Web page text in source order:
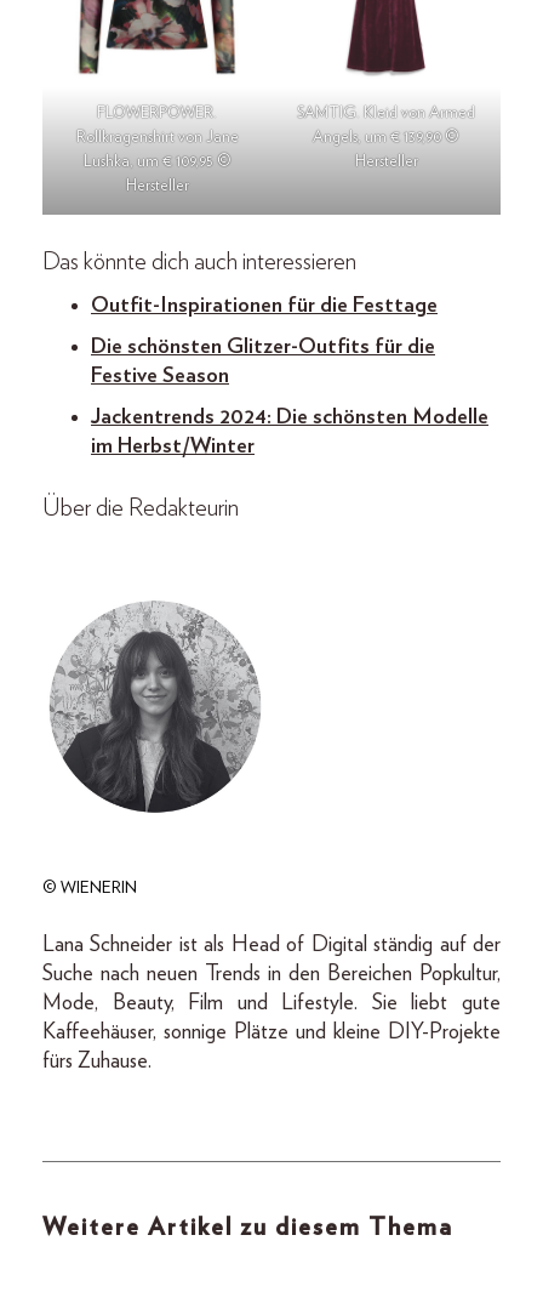
FLOWERPOWER.
Rollkragenshirt von Jane
Lushka, um € 109,95 ©
Hersteller
SAMTIG. Kleid von Armed
Angels, um € 139,90 ©
Hersteller
Das könnte dich auch interessieren
Outfit-Inspirationen für die Festtage
Die schönsten Glitzer-Outfits für die
Festive Season
Jackentrends 2024: Die schönsten Modelle
im Herbst/Winter
Über die Redakteurin
© WIENERIN
Lana Schneider ist als Head of Digital ständig auf der
Suche nach neuen Trends in den Bereichen Popkultur,
Mode, Beauty, Film und Lifestyle. Sie liebt gute
Kaffeehäuser, sonnige Plätze und kleine DIY-Projekte
fürs Zuhause.
Weitere Artikel zu diesem Thema